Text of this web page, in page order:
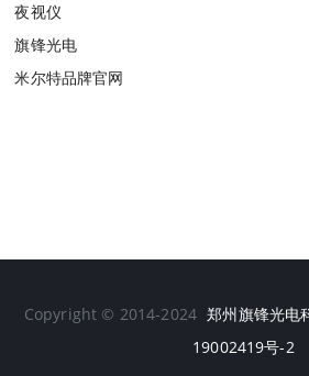
夜视仪
旗锋光电
米尔特品牌官网
Copyright © 2014-2024 郑州旗锋光电
19002419号-2